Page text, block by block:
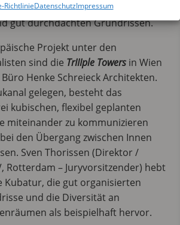
RichtlinieDatenschutzImpressum
mehr Fläche mit qualitativ
gut durchdachten Grundrissen.
Projekt unter den
sind die TrIIIple Towers in Wien
Henke Schreieck Architekten.
gelegen, besteht das
kubischen, flexibel geplanten
miteinander zu kommunizieren
den Übergang zwischen Innen
Sven Thorissen (Direktor /
Rotterdam – Juryvorsitzender) hebt
Kubatur, die gut organisierten
und die Diversität an
als beispielhaft hervor.